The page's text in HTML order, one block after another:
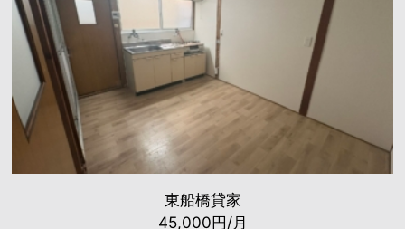
東船橋貸家
45,000円/月